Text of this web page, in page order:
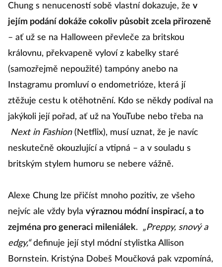
Chung s nenuceností sobě vlastní dokazuje, že v
jejím podání dokáže cokoliv působit zcela přirozeně
– ať už se na Halloween převleče za britskou
královnu, překvapeně vyloví z kabelky staré
(samozřejmě nepoužité) tampóny anebo na
Instagramu promluví o endometrióze, která jí
ztěžuje cestu k otěhotnění. Kdo se někdy podíval na
jakýkoli její pořad, ať už na YouTube nebo třeba na
Next in Fashion(Netflix), musí uznat, že je navíc
neskutečně okouzlující a vtipná – a v souladu s
britským stylem humoru se nebere vážně.
Alexe Chung lze přičíst mnoho pozitiv, ze všeho
nejvíc ale vždy byla výraznou módní inspirací, a to
zejména pro generaci mileniálek.
„Preppy, snový a
edgy,“definuje její styl módní stylistka Allison
Bornstein. Kristýna Dobeš Moučková pak vzpomíná,